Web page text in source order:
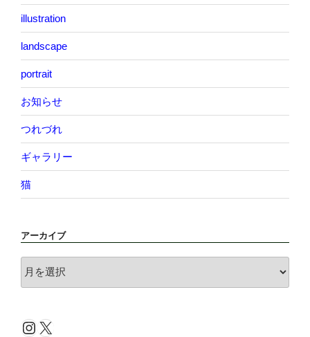
illustration
landscape
portrait
お知らせ
つれづれ
ギャラリー
猫
アーカイブ
ー
ブ
Instagram
X